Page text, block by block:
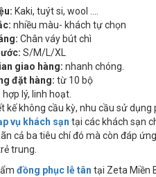
Kaki, tuýt si, wool ….
nhiều màu- khách tự chọn
Chân váy bút chì
S/M/L/XL
giao hàng: nhanh chóng.
đặt hàng: từ 10 bộ
hợp lý, linh hoạt.
kế không cầu kỳ, nhu cầu sử
vụ khách sạn tại các khách sạn
cả ba tiêu chí đó mà còn đáp
trung.
đồng phục lễ tân tại Zeta Miền